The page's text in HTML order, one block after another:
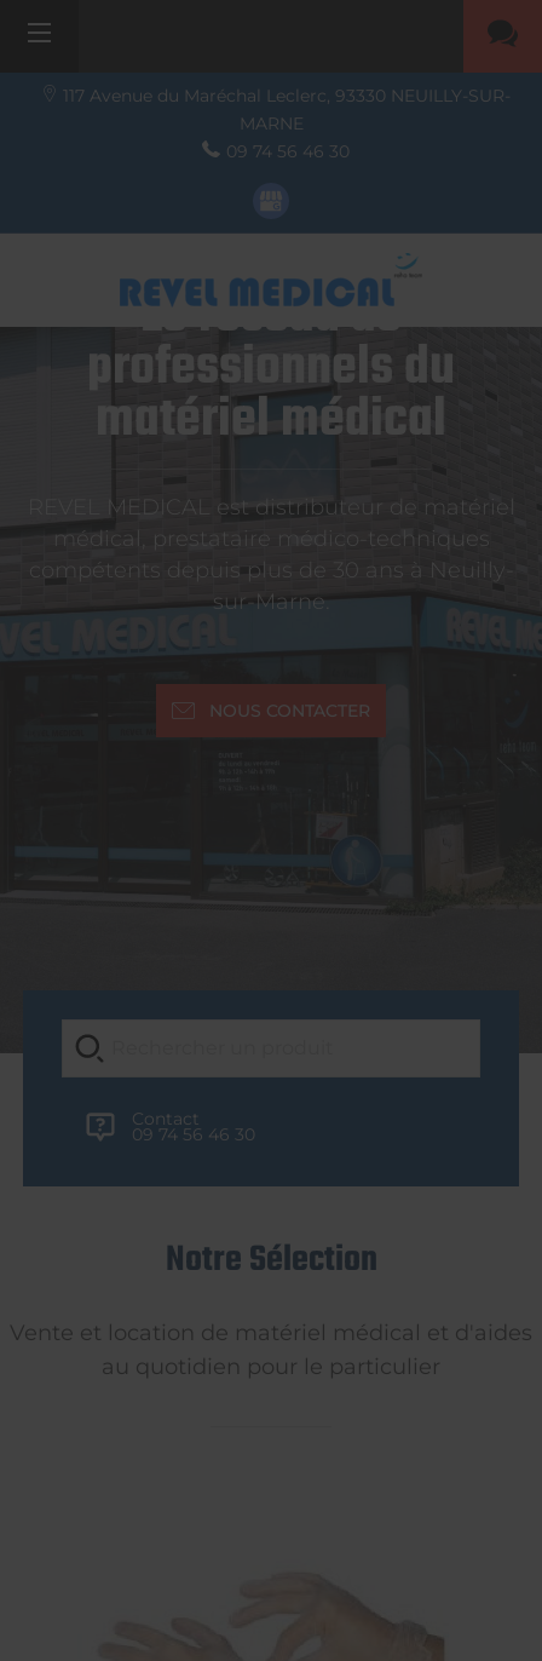
117 Avenue du Maréchal Leclerc, 93330 NEUILLY-SUR-
MARNE
09 74 56 46 30
Le réseau de
professionnels du
matériel médical
REVEL MEDICAL est distributeur de matériel
médical, prestataire médico-techniques
compétents depuis plus de 30 ans à Neuilly-
sur-Marne.
NOUS CONTACTER
Contact
09 74 56 46 30
Notre Sélection
Vente et location de matériel médical et d'aides
au quotidien pour le particulier